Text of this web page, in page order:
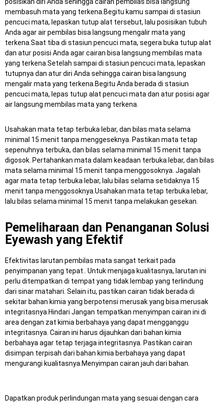
membasuh mata yang terkena.Begitu kamu sampai di stasiun
pencuci mata, lepaskan tutup alat tersebut, lalu posisikan tubuh
Anda agar air pembilas bisa langsung mengalir mata yang
terkena.Saat tiba di stasiun pencuci mata, segera buka tutup alat
dan atur posisi Anda agar cairan bisa langsung membilas mata
yang terkena.Setelah sampai di stasiun pencuci mata, lepaskan
tutupnya dan atur diri Anda sehingga cairan bisa langsung
mengalir mata yang terkena.Begitu Anda berada di stasiun
pencuci mata, lepas tutup alat pencuci mata dan atur posisi agar
air langsung membilas mata yang terkena.
Usahakan mata tetap terbuka lebar, dan bilas mata selama
minimal 15 menit tanpa menggeseknya. Pastikan mata tetap
sepenuhnya terbuka, dan bilas selama minimal 15 menit tanpa
digosok. Pertahankan mata dalam keadaan terbuka lebar, dan bilas
mata selama minimal 15 menit tanpa menggosoknya. Jagalah
agar mata tetap terbuka lebar, lalu bilas selama setidaknya 15
menit tanpa menggosoknya.Usahakan mata tetap terbuka lebar,
lalu bilas selama minimal 15 menit tanpa melakukan gesekan.
Pemeliharaan dan Penanganan Solusi
Eyewash yang Efektif
Efektivitas larutan pembilas mata sangat terkait pada
penyimpanan yang tepat.. Untuk menjaga kualitasnya, larutan ini
perlu ditempatkan di tempat yang tidak lembap yang terlindung
dari sinar matahari. Selain itu, pastikan cairan tidak berada di
sekitar bahan kimia yang berpotensi merusak yang bisa merusak
integritasnya.Hindari Jangan tempatkan menyimpan cairan ini di
area dengan zat kimia berbahaya yang dapat mengganggu
integritasnya. Cairan ini harus dijauhkan dari bahan kimia
berbahaya agar tetap terjaga integritasnya. Pastikan cairan
disimpan terpisah dari bahan kimia berbahaya yang dapat
mengurangi kualitasnya.Menyimpan cairan jauh dari bahan.
Dapatkan produk perlindungan mata yang sesuai dengan cara